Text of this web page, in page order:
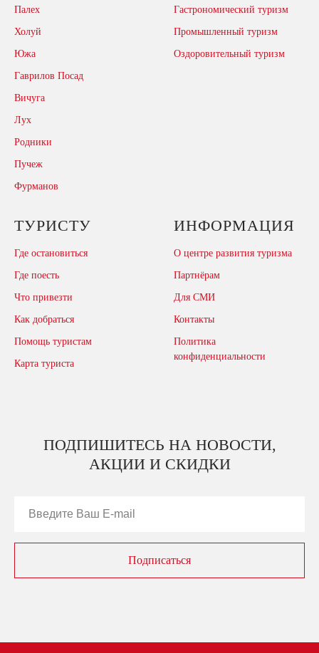
Палех
Холуй
Южа
Гаврилов Посад
Вичуга
Лух
Родники
Пучеж
Фурманов
Гастрономический туризм
Промышленный туризм
Оздоровительный туризм
ТУРИСТУ
Где остановиться
Где поесть
Что привезти
Как добраться
Помощь туристам
Карта туриста
ИНФОРМАЦИЯ
О центре развития туризма
Партнёрам
Для СМИ
Контакты
Политика
конфиденциальности
ПОДПИШИТЕСЬ НА НОВОСТИ,
АКЦИИ И СКИДКИ
Подписаться